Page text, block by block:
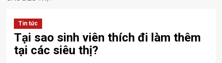
Tin tức
Tại sao sinh viên thích đi làm thêm
tại các siêu thị?